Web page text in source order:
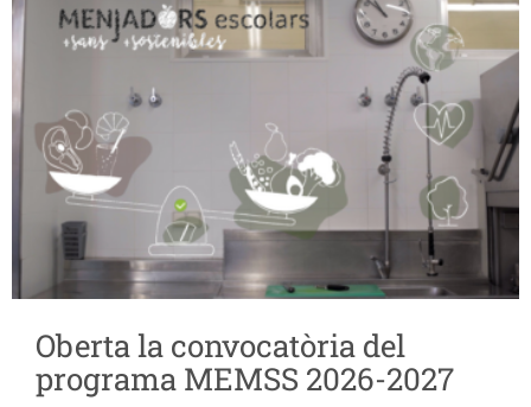
Oberta la convocatòria del
programa MEMSS 2026-2027